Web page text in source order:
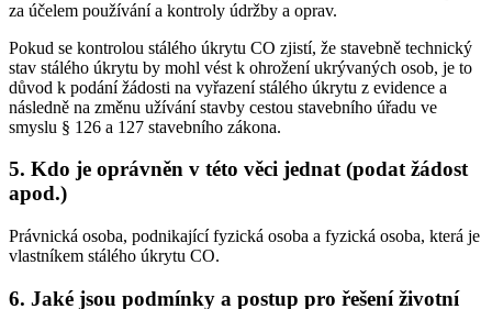
za účelem používání a kontroly údržby a oprav.
Pokud se kontrolou stálého úkrytu CO zjistí, že stavebně technický
stav stálého úkrytu by mohl vést k ohrožení ukrývaných osob, je to
důvod k podání žádosti na vyřazení stálého úkrytu z evidence a
následně na změnu užívání stavby cestou stavebního úřadu ve
smyslu § 126 a 127 stavebního zákona.
5. Kdo je oprávněn v této věci jednat (podat žádost
apod.)
Právnická osoba, podnikající fyzická osoba a fyzická osoba, která je
vlastníkem stálého úkrytu CO.
6. Jaké jsou podmínky a postup pro řešení životní